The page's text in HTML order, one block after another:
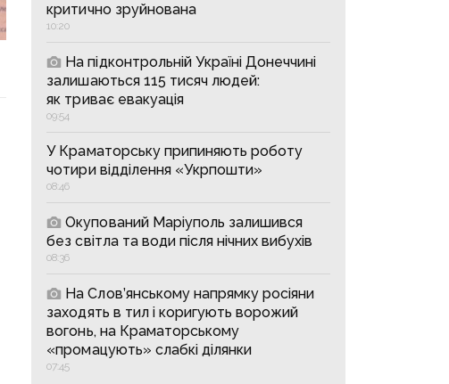
критично зруйнована
10:20
На підконтрольній Україні Донеччині
залишаються 115 тисяч людей:
як триває евакуація
09:54
У Краматорську припиняють роботу
чотири відділення «Укрпошти»
08:46
Окупований Маріуполь залишився
без світла та води після нічних вибухів
08:36
На Слов’янському напрямку росіяни
заходять в тил і коригують ворожий
вогонь, на Краматорському
«промацують» слабкі ділянки
07:45